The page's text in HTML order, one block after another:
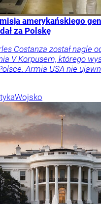
amerykańskiego
za Polskę
Costanza został nagle
V Korpusem, którego
Armia USA nie
Wojsko